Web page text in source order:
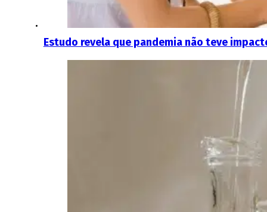
Estudo revela que pandemia não teve